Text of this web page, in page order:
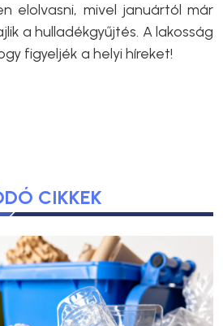
elolvasni, mivel januártól már
a hulladékgyűjtés. A lakosság
figyeljék a helyi híreket!
CIKKEK